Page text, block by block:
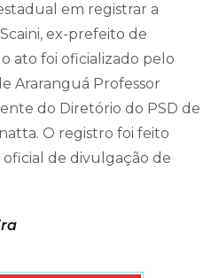
em registrar a
ex-prefeito de
ato foi oficializado pelo
Araranguá Professor
do Diretório do PSD de
O registro foi feito
de divulgação de